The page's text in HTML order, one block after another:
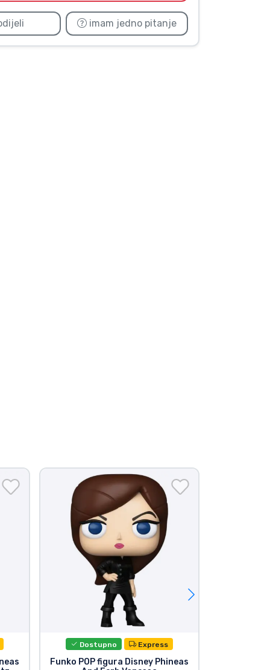
imam jedno pitanje
Dostupno Express
Funko POP figura Disney Phineas